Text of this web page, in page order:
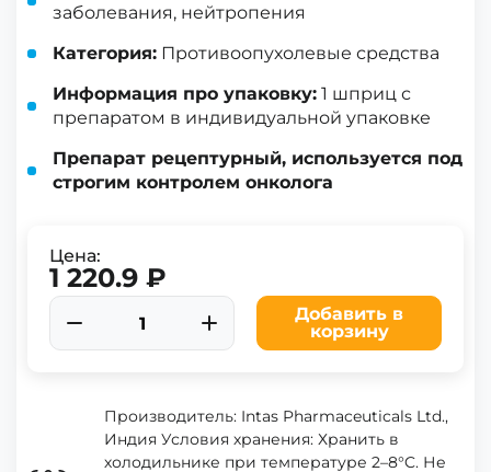
заболевания, нейтропения
Категория: Противоопухолевые средства
Информация про упаковку: 1 шприц с
препаратом в индивидуальной упаковке
Препарат рецептурный, используется под
строгим контролем онколога
Цена:
1 220.9 ₽
Добавить в
корзину
Производитель: Intas Pharmaceuticals Ltd.,
Индия Условия хранения: Хранить в
холодильнике при температуре 2–8°C. Не